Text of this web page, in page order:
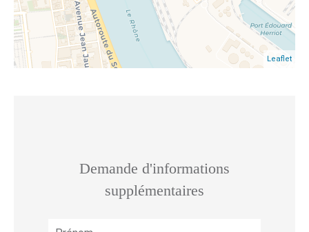
Leaflet
Demande d'informations
supplémentaires